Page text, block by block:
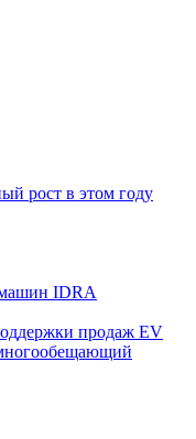
рост в этом году
машин IDRA
продаж EV